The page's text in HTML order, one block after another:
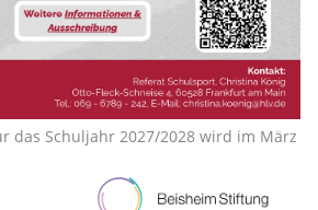
das Schuljahr 2027/2028 wird im März